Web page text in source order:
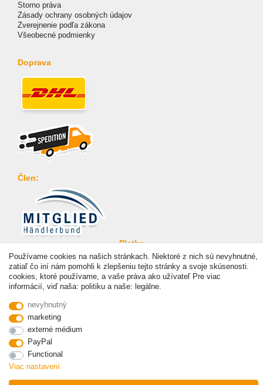
Storno práva
Zásady ochrany osobných údajov
Zverejnenie podľa zákona
Všeobecné podmienky
Doprava
Člen:
Platba
© Copyright 2026 | Všetky práva vyhradené. - Prices incl. VAT. 19% VAT Basic prices see
article detail | * Applies to deliveries to the UK!
Používame cookies na našich stránkach. Niektoré z nich sú nevyhnutné,
zatiaľ čo iní nám pomohli k zlepšeniu tejto stránky a svoje skúsenosti.
cookies, ktoré používame, a vaše práva ako užívateľ Pre viac
informácií, viď naša: politiku a naše: legálne.
nevyhnutný
marketing
externé médium
PayPal
Functional
Viac nastavení